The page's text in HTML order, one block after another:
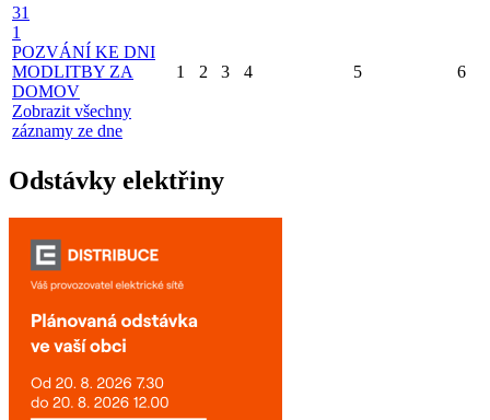
31
1
POZVÁNÍ KE DNI
MODLITBY ZA
DOMOV
Zobrazit všechny
záznamy ze dne
1 2 3 4 5 6
Odstávky elektřiny